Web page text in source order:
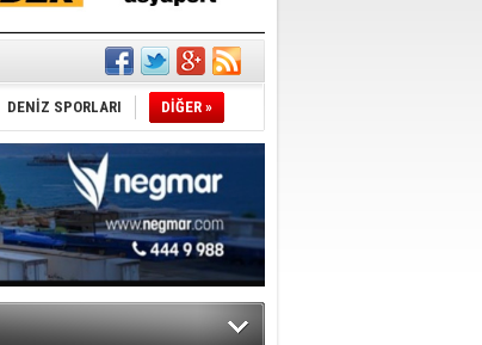
DENİZ SPORLARI DİĞER »